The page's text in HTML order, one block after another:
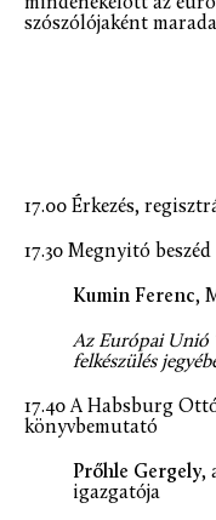
szószólójaként
17.00 Érkezés,
17.30 Megnyitó beszéd
Kumin Ferenc,
Az Európai Unió
felkészülés
17.40 A Habsburg
könyvbemutató
Prőhle Gergely,
igazgatója